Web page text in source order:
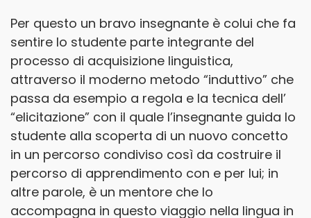
Per questo un bravo insegnante è colui che fa
sentire lo studente parte integrante del
processo di acquisizione linguistica,
attraverso il moderno metodo “induttivo” che
passa da esempio a regola e la tecnica dell’
“elicitazione” con il quale l’insegnante guida lo
studente alla scoperta di un nuovo concetto
in un percorso condiviso così da costruire il
percorso di apprendimento con e per lui; in
altre parole, è un mentore che lo
accompagna in questo viaggio nella lingua in